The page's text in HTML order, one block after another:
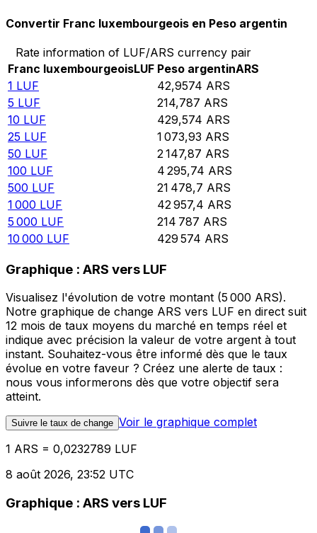
Convertir Franc luxembourgeois en Peso argentin
Rate information of LUF/ARS currency pair
Franc luxembourgeoisLUF Peso argentinARS
1 LUF 42,9574 ARS
5 LUF 214,787 ARS
10 LUF 429,574 ARS
25 LUF 1 073,93 ARS
50 LUF 2 147,87 ARS
100 LUF 4 295,74 ARS
500 LUF 21 478,7 ARS
1 000 LUF 42 957,4 ARS
5 000 LUF 214 787 ARS
10 000 LUF 429 574 ARS
Graphique : ARS vers LUF
Visualisez l'évolution de votre montant (5 000 ARS).
Notre graphique de change ARS vers LUF en direct suit
12 mois de taux moyens du marché en temps réel et
indique avec précision la valeur de votre argent à tout
instant. Souhaitez-vous être informé dès que le taux
évolue en votre faveur ? Créez une alerte de taux :
nous vous informerons dès que votre objectif sera
atteint.
Suivre le taux de change Voir le graphique complet
1 ARS = 0,0232789 LUF
8 août 2026, 23:52 UTC
Graphique : ARS vers LUF